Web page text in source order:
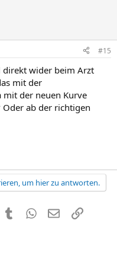
#15
direkt wider beim Arzt
mit der
mit der neuen Kurve
ab der richtigen
um hier zu antworten.
Tumblr WhatsApp
E-MailLink